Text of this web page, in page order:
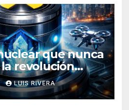
que nunca
revolución
podría
todos tus
LUIS RIVERA